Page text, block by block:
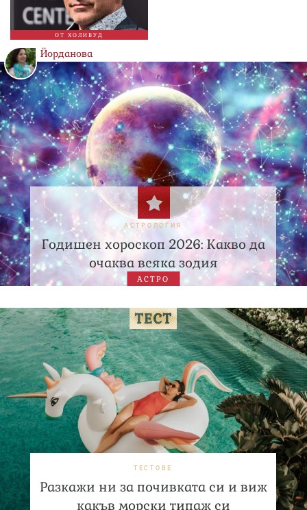
ОТ ХОЛИВУД
Йорданова
АСТРОЛОГИЯ
Годишен хороскоп 2026: Какво да
очаква всяка зодия
АСТРО
ТЕСТОВЕ
Разкажи ни за почивката си и виж
какъв морски типаж си